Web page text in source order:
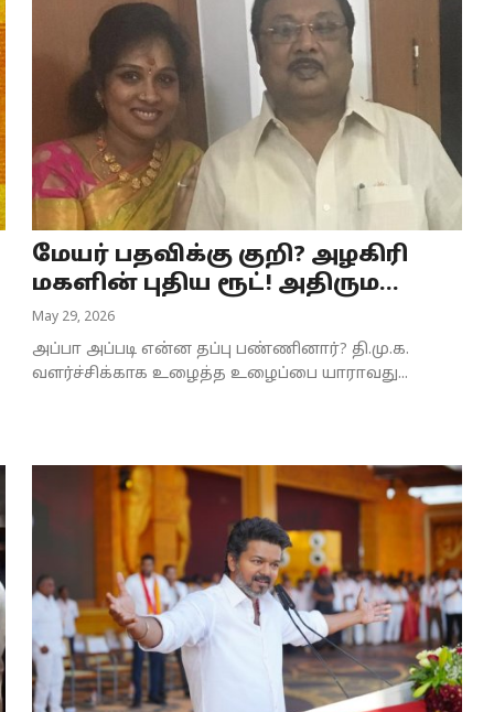
மேயர் பதவிக்கு குறி? அழகிரி
மகளின் புதிய ரூட்! அதிரும...
May 29, 2026
அப்பா அப்படி என்ன தப்பு பண்ணினார்? தி.மு.க.
வளர்ச்சிக்காக உழைத்த உழைப்பை யாராவது...